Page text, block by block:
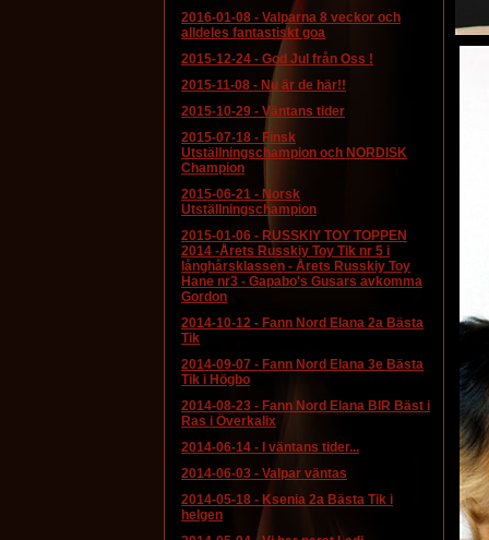
2016-01-08 - Valparna 8 veckor och
alldeles fantastiskt goa
2015-12-24 - God Jul från Oss !
2015-11-08 - Nu är de här!!
2015-10-29 - Väntans tider
2015-07-18 - Finsk
Utställningschampion och NORDISK
Champion
2015-06-21 - Norsk
Utställningschampion
2015-01-06 - RUSSKIY TOY TOPPEN
2014 -Årets Russkiy Toy Tik nr 5 i
långhårsklassen - Årets Russkiy Toy
Hane nr3 - Gapabo's Gusars avkomma
Gordon
2014-10-12 - Fann Nord Elana 2a Bästa
Tik
2014-09-07 - Fann Nord Elana 3e Bästa
Tik i Högbo
2014-08-23 - Fann Nord Elana BIR Bäst i
Ras i Överkalix
2014-06-14 -
I väntans tider...
2014-06-03 - Valpar väntas
2014-05-18 - Ksenia 2a Bästa Tik i
helgen